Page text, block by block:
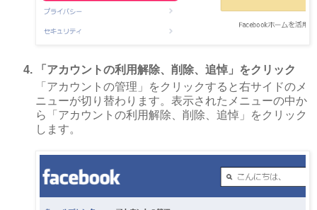
「アカウントの利用解除、削除、追悼」をクリック
「アカウントの管理」をクリックすると右サイドのメ
ニューが切り替わります。表示されたメニューの中か
ら「アカウントの利用解除、削除、追悼」をクリック
します。